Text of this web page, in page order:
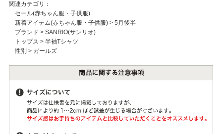
関連カテゴリ：
セール(赤ちゃん服・子供服)
新着アイテム(赤ちゃん服・子供服)> 5月後半
ブランド > SANRIO(サンリオ)
トップス > 半袖Tシャツ
性別 > ガールズ